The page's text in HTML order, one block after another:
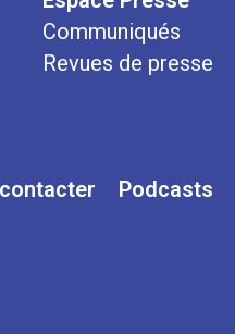
Communiqués
Revues de presse
Podcasts